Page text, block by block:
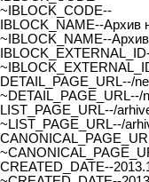
~IBLOCK_CODE--
IBLOCK_NAME--Архив
~IBLOCK_NAME--
DETAIL_PAGE_URL--/
~DETAIL_PAGE_URL--/
LIST_PAGE_URL--/
~LIST_PAGE_URL--/
CREATED_DATE--